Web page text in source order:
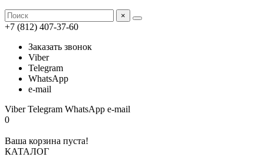
×
+7 (812) 407-37-60
Заказать звонок
Viber
Telegram
WhatsApp
e-mail
ViberTelegram WhatsApp e-mail
0
Ваша корзина пуста!
КАТАЛОГ